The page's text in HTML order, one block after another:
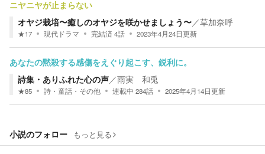
ニヤニヤが止まらない
オヤジ栽培〜癒しのオヤジを咲かせましょう〜／草加奈呼
★17 現代ドラマ 完結済4話 2023年4月24日更新
あなたの黙殺する感傷をえぐり起こす、鋭利に。
詩集・ありふれた心の声／雨実 和兎
★85 詩・童話・その他 連載中 284話 2025年4月14日更新
小説のフォロー もっと見る